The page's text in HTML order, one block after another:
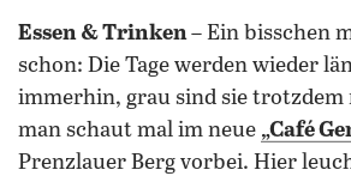
Essen & Trinken– Ein bisschen
schon: Die Tage werden wieder
immerhin, grau sind sie trotzdem
man schaut mal im neue „Café
Prenzlauer Berg vorbei. Hier